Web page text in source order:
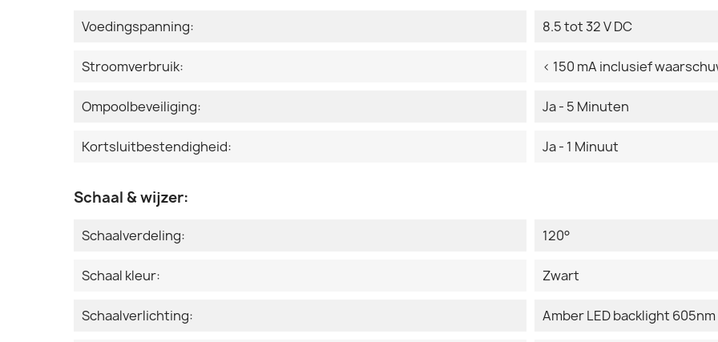
Voedingspanning: 8.5 tot 32 V DC
Stroomverbruik: < 150 mA inclusief
Ompoolbeveiliging: Ja - 5 Minuten
Kortsluitbestendigheid: Ja - 1 Minuut
Schaal & wijzer:
Schaalverdeling: 120°
Schaal kleur: Zwart
Schaalverlichting: Amber LED backlight 605nm